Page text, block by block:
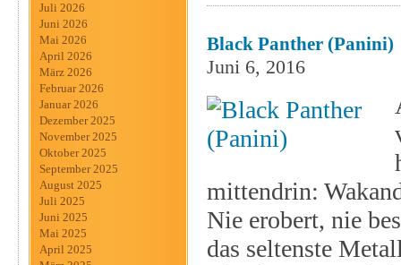
Juli 2026
Juni 2026
Mai 2026
April 2026
März 2026
Februar 2026
Januar 2026
Dezember 2025
November 2025
Oktober 2025
September 2025
August 2025
Juli 2025
Juni 2025
Mai 2025
April 2025
Black Panther (Panini)
Juni 6, 2016
mittendrin:
Nie erobert, nie
das seltenste